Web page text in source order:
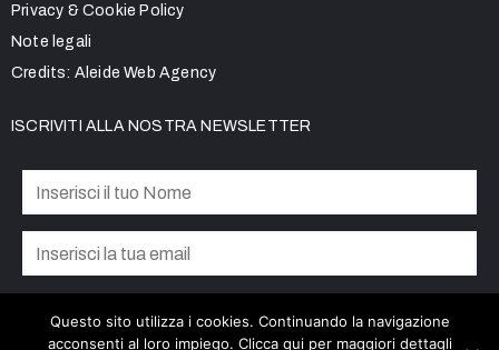
Privacy & Cookie Policy
Note legali
Credits: Aleide Web Agency
ISCRIVITI ALLA NOSTRA NEWSLETTER
Questo sito utilizza i cookies. Continuando la navigazione
acconsenti al loro impiego. Clicca quiper maggiori dettagli